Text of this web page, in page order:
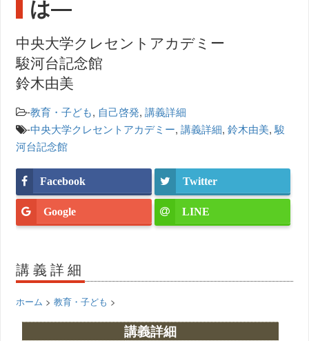
は―
中央大学クレセントアカデミー
駿河台記念館
鈴木由美
-教育・子ども, 自己啓発,講義詳細
-中央大学クレセントアカデミー,講義詳細,鈴木由美,駿
河台記念館
Facebook Twitter
Google LINE
講義詳細
ホーム >教育・子ども >
講義詳細